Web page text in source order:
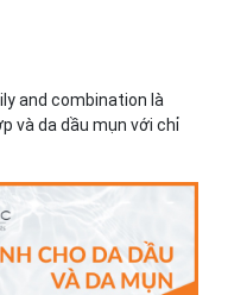
and combination là
và da dầu mụn với chỉ